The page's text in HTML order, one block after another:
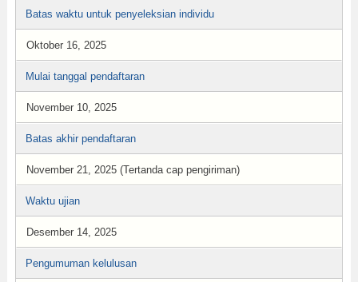
Batas waktu untuk penyeleksian individu
Oktober 16, 2025
Mulai tanggal pendaftaran
November 10, 2025
Batas akhir pendaftaran
November 21, 2025 (Tertanda cap pengiriman)
Waktu ujian
Desember 14, 2025
Pengumuman kelulusan